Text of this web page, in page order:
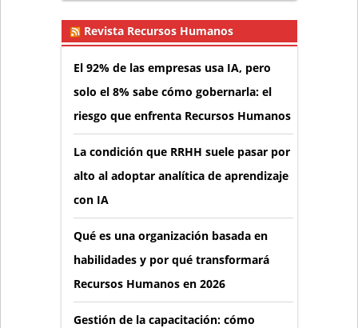
Revista Recursos Humanos
El 92% de las empresas usa IA, pero
solo el 8% sabe cómo gobernarla: el
riesgo que enfrenta Recursos Humanos
La condición que RRHH suele pasar por
alto al adoptar analítica de aprendizaje
con IA
Qué es una organización basada en
habilidades y por qué transformará
Recursos Humanos en 2026
Gestión de la capacitación: cómo